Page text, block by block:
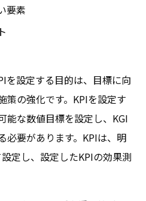
要素
を設定する目的は、目標に向
策の強化です。KPIを設定す
能な数値目標を設定し、KGI
必要があります。KPIは、明
定し、設定したKPIの効果測